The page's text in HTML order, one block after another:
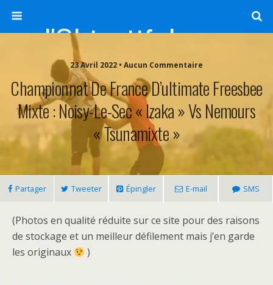
l'Objectif de Clairette
23 Avril 2022 • Aucun Commentaire
Championnat De France D’ultimate Freesbee
Mixte : Noisy-Le-Sec « Izaka » Vs Nemours
« Tsunamixte »
Partager Tweeter Épingler E-mail SMS
(Photos en qualité réduite sur ce site pour des raisons
de stockage et un meilleur défilement mais j’en garde
les originaux
)